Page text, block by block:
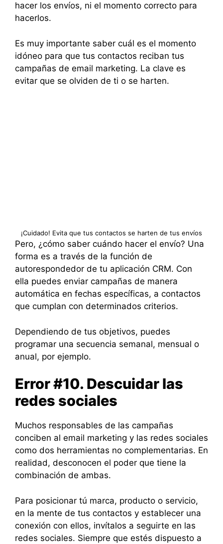
hacer los envíos, ni el momento correcto para
hacerlos.
Es muy importante saber cuál es el momento
idóneo para que tus contactos reciban tus
campañas de email marketing. La clave es
evitar que se olviden de ti o se harten.
¡Cuidado! Evita que tus contactos se harten de tus envíos
Pero, ¿cómo saber cuándo hacer el envío? Una
forma es a través de la función de
autorespondedor de tu aplicación CRM. Con
ella puedes enviar campañas de manera
automática en fechas específicas, a contactos
que cumplan con determinados criterios.
Dependiendo de tus objetivos, puedes
programar una secuencia semanal, mensual o
anual, por ejemplo.
Error #10. Descuidar las
redes sociales
Muchos responsables de las campañas
conciben al email marketing y las redes sociales
como dos herramientas no complementarias. En
realidad, desconocen el poder que tiene la
combinación de ambas.
Para posicionar tú marca, producto o servicio,
en la mente de tus contactos y establecer una
conexión con ellos, invítalos a seguirte en las
redes sociales. Siempre que estés dispuesto a